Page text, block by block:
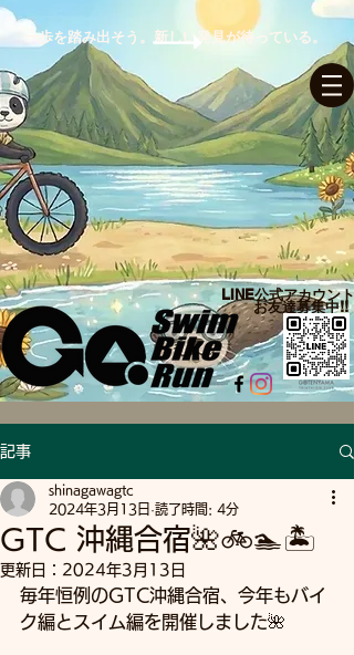
ログイン
一歩を踏み出そう。新しい発見が待っている。
LINE公式アカウント​
お友達募集中!!
記事
GTC 沖縄合宿🌺🚲🏊🏝️
shinagawagtc
2024年3月13日 読了時間: 4分
更新日： 2024年3月13日
毎年恒例のGTC沖縄合宿、今年もバイ
ク編とスイム編を開催しました🌺